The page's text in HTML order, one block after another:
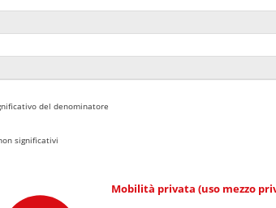
del denominatore
significativi
Mobilità privata (uso mezzo